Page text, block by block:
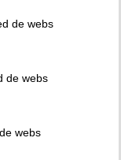
de webs
de webs
webs